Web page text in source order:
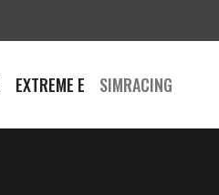
EXTREME E SIMRACING